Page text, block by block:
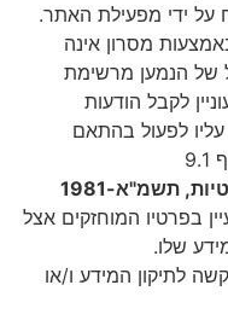
האתר.
אינה
בהתאם
אצל
ו/או